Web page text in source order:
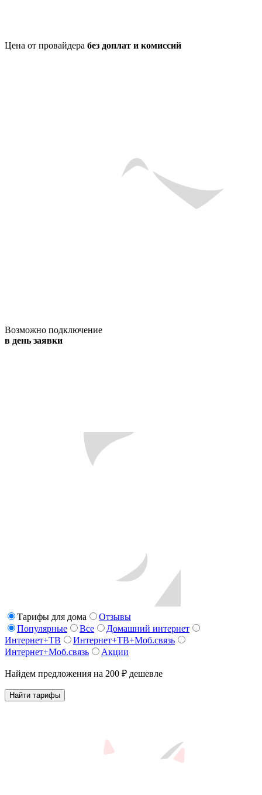
Цена от провайдера без доплат и комиссий
Возможно подключение
в день заявки
Тарифы для дома
Отзывы
Популярные
Все
Домашний интернет
Интернет+ТВ
Интернет+ТВ+Моб.связь
Интернет+Моб.связь
Акции
Найдем предложения на 200 ₽ дешевле
Найти тарифы